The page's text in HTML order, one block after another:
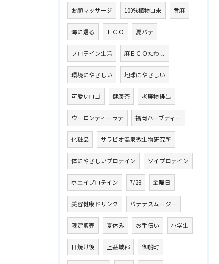
お顔マッサージ 100%植物由来 黄麻
海に還る ＥＣＯ 夏バテ
プロテイン生活 麻ＥＣＯたわし
環境にやさしい 地球にやさしい
可愛いロゴ 健康茶 老廃物排出
ウーロンティーラテ 福岡ハーブティー
化粧品 サラビオ温泉微生物研究所
体にやさしいプロテイン ソイプロテイン
ホエイプロテイン 7/28 金曜日
美容健康ドリンク バナナスムージー
限定販売 夏休み お手伝い 小学生
日焼け後 上益城郡 御船町